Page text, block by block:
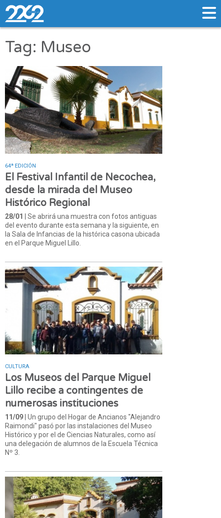
Tag: Museo
64ª EDICIÓN
El Festival Infantil de Necochea,
desde la mirada del Museo
Histórico Regional
28/01
| Se abrirá una muestra con fotos antiguas
del evento durante esta semana y la siguiente, en
la Sala de Infancias de la histórica casona ubicada
en el Parque Miguel Lillo.
CULTURA
Los Museos del Parque Miguel
Lillo recibe a contingentes de
numerosas instituciones
11/09 | Un grupo del Hogar de Ancianos "Alejandro
Raimondi" pasó por las instalaciones del Museo
Histórico y por el de Ciencias Naturales, como así
una delegación de alumnos de la Escuela Técnica
Nº 3.